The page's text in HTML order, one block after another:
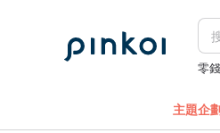
零
主題企